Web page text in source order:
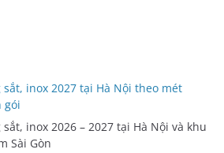
inox 2027 tại Hà Nội theo mét
gói
inox 2026 – 2027 tại Hà Nội và khu
Sài Gòn